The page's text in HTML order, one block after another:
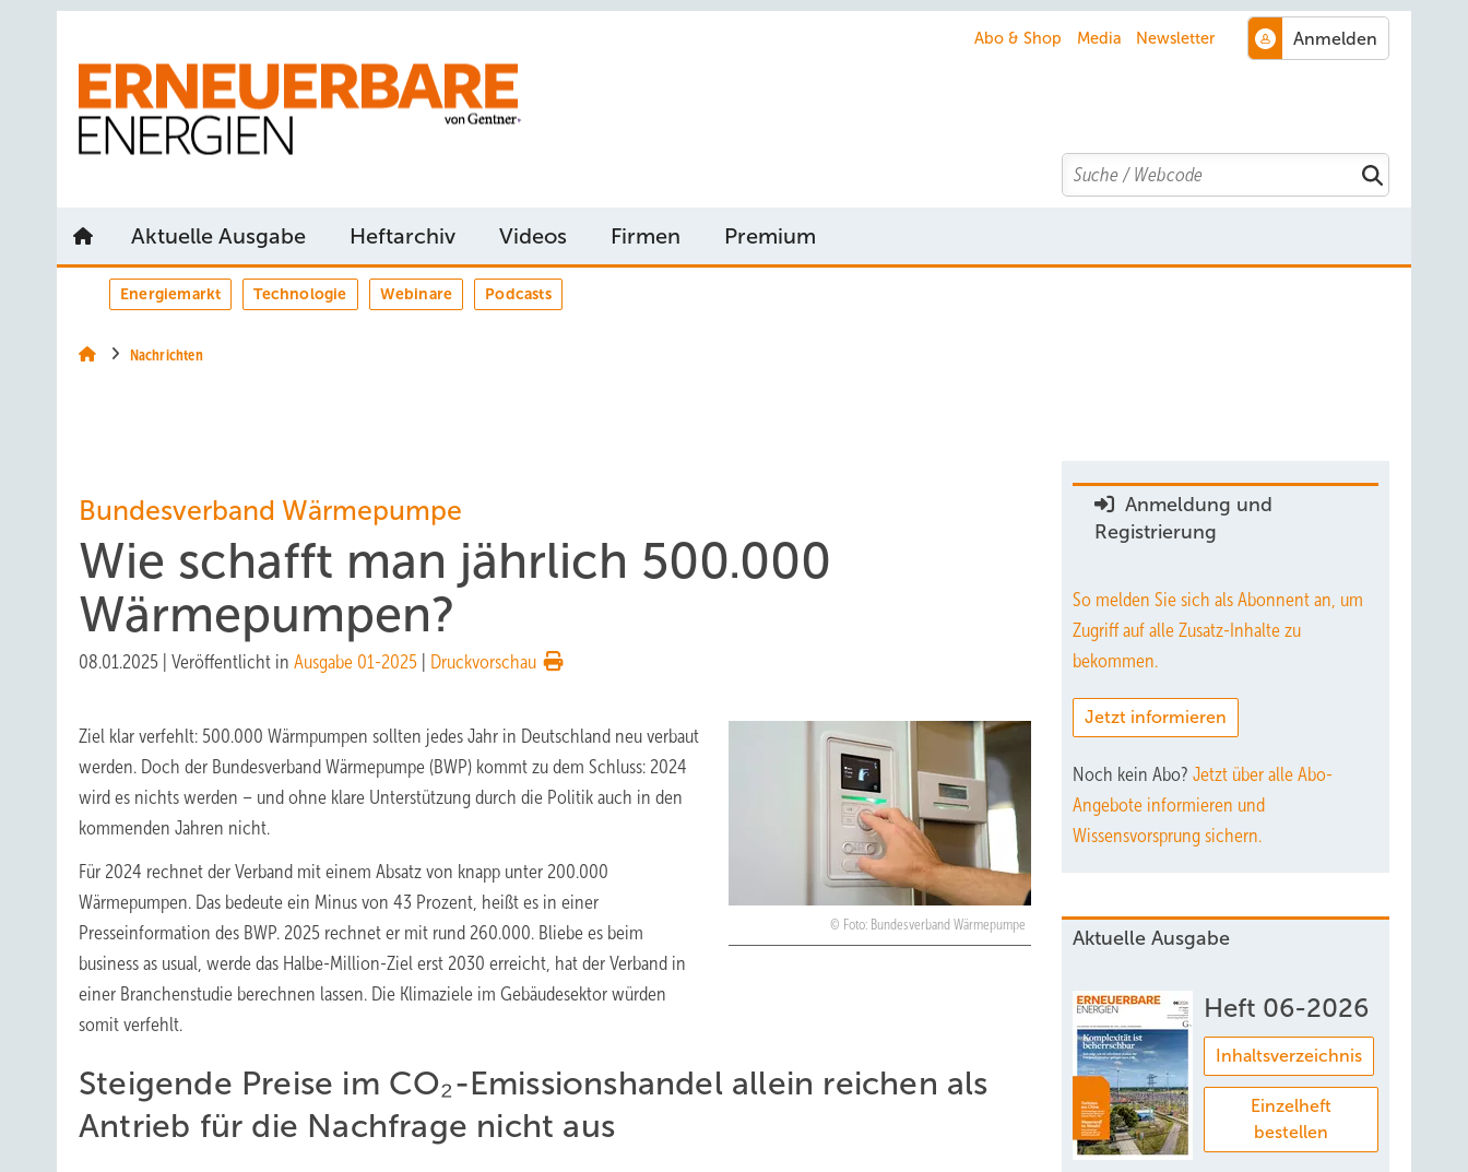
Abo & Shop Media Newsletter
Search
Aktuelle Ausgabe Heftarchiv Videos Firmen Premium
Energiemarkt Technologie Webinare Podcasts
Nachrichten
Bundesverband Wärmepumpe
Wie schafft man jährlich 500.000
Wärmepumpen?
08.01.2025 Veröffentlicht in Ausgabe 01-2025 Druckvorschau
Foto: Bundesverband Wärmepumpe
Ziel klar verfehlt: 500.000 Wärmpumpen sollten jedes Jahr in Deutschland neu verbaut
werden. Doch der Bundesverband Wärmepumpe (BWP) kommt zu dem Schluss: 2024
wird es nichts werden – und ohne klare Unterstützung durch die Politik auch in den
kommenden Jahren nicht.
Für 2024 rechnet der Verband mit einem Absatz von knapp unter 200.000
Wärmepumpen. Das bedeute ein Minus von 43 Prozent, heißt es in einer
Presseinformation des BWP. 2025 rechnet er mit rund 260.000. Bliebe es beim
business as usual, werde das Halbe-Million-Ziel erst 2030 erreicht, hat der Verband in
einer Branchenstudie berechnen lassen. Die Klimaziele im Gebäudesektor würden
somit verfehlt.
Steigende Preise im CO₂-Emissionshandel allein reichen als
Antrieb für die Nachfrage nicht aus
Anmeldung und
Registrierung
So melden Sie sich als Abonnent an, um
Zugriff auf alle Zusatz-Inhalte zu
bekommen.
Jetzt informieren
Noch kein Abo? Jetzt über alle Abo-
Angebote informieren und
Wissensvorsprung sichern.
Aktuelle Ausgabe
Heft 06-2026
Inhaltsverzeichnis
Einzelheft
bestellen